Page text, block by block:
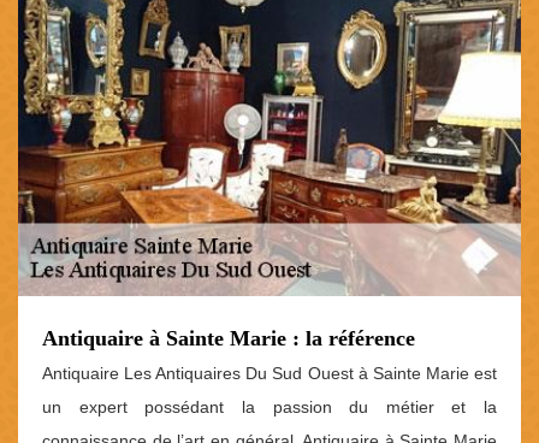
Antiquaire à Sainte Marie : la référence
Antiquaire Les Antiquaires Du Sud Ouest à Sainte Marie est
un expert possédant la passion du métier et la